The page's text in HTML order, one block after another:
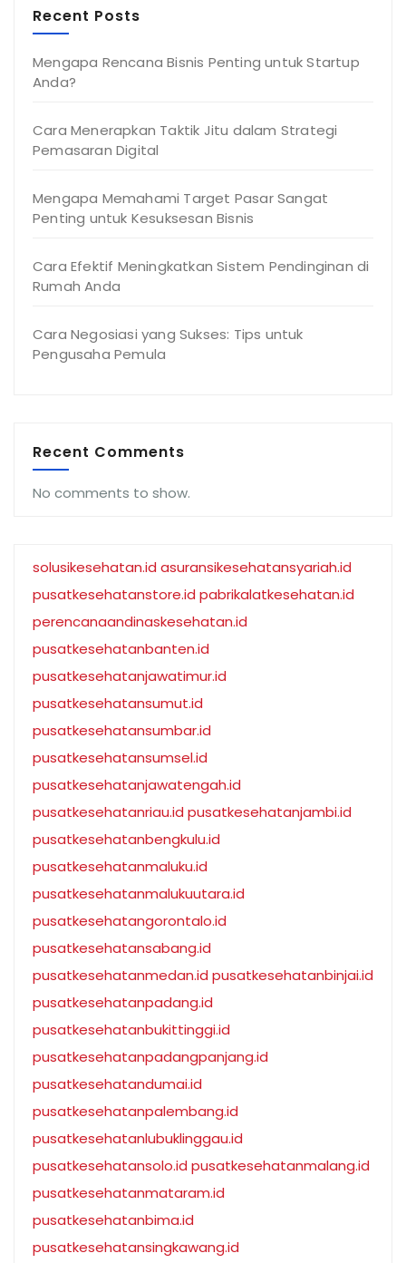
Recent Posts
Mengapa Rencana Bisnis Penting untuk Startup
Anda?
Cara Menerapkan Taktik Jitu dalam Strategi
Pemasaran Digital
Mengapa Memahami Target Pasar Sangat
Penting untuk Kesuksesan Bisnis
Cara Efektif Meningkatkan Sistem Pendinginan di
Rumah Anda
Cara Negosiasi yang Sukses: Tips untuk
Pengusaha Pemula
Recent Comments
No comments to show.
solusikesehatan.id asuransikesehatansyariah.id
pusatkesehatanstore.id pabrikalatkesehatan.id
perencanaandinaskesehatan.id
pusatkesehatanbanten.id
pusatkesehatanjawatimur.id
pusatkesehatansumut.id
pusatkesehatansumbar.id
pusatkesehatansumsel.id
pusatkesehatanjawatengah.id
pusatkesehatanriau.id pusatkesehatanjambi.id
pusatkesehatanbengkulu.id
pusatkesehatanmaluku.id
pusatkesehatanmalukuutara.id
pusatkesehatangorontalo.id
pusatkesehatansabang.id
pusatkesehatanmedan.id pusatkesehatanbinjai.id
pusatkesehatanpadang.id
pusatkesehatanbukittinggi.id
pusatkesehatanpadangpanjang.id
pusatkesehatandumai.id
pusatkesehatanpalembang.id
pusatkesehatanlubuklinggau.id
pusatkesehatansolo.id pusatkesehatanmalang.id
pusatkesehatanmataram.id
pusatkesehatanbima.id
pusatkesehatansingkawang.id